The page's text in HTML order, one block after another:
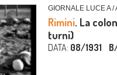
GIORNALE LUCE A /
Rimini. La
turni)
DATA: 08/1931